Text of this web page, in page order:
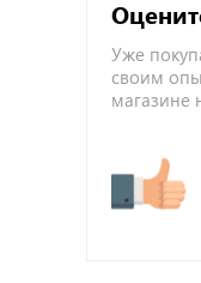
Уже
своим
магазине